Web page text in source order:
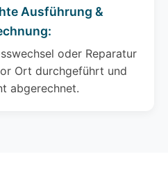
Ausführung &
oder Reparatur
Ort durchgeführt und
abgerechnet.